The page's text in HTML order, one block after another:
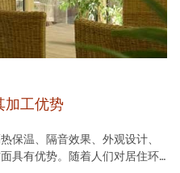
加工优势
保温、隔音效果、外观设计、
具有优势。随着人们对居住环